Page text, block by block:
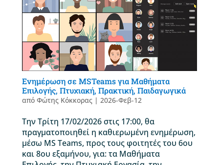
Ενημέρωση σε MSTeams για Μαθήματα
Επιλογής, Πτυχιακή, Πρακτική, Παιδαγωγικά
από Φώτης Κόκκορας| 2026-Φεβ-12
Την Τρίτη 17/02/2026 στις 17:00, θα
πραγματοποιηθεί η καθιερωμένη ενημέρωση,
μέσω MS Teams, προς τους φοιτητές του 6ου
και 8ου εξαμήνου, για: τα Μαθήματα